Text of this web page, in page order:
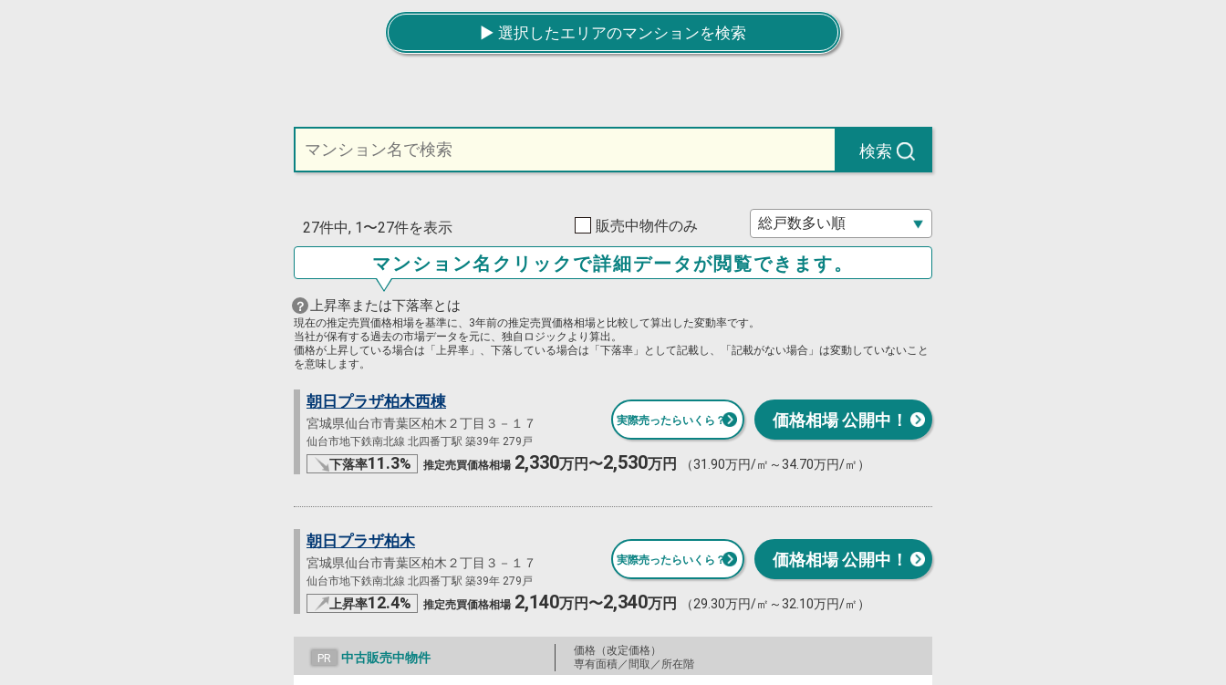
▶︎ 選択したエリアのマンションを検索
検索
27件中, 1〜27件を表示 販売中物件のみ
マンション名クリックで詳細データが閲覧できます。
上昇率または下落率とは
現在の推定売買価格相場を基準に、3年前の推定売買価格相場と比較して算出した変動率です。
当社が保有する過去の市場データを元に、独自ロジックより算出。
価格が上昇している場合は「上昇率」、下落している場合は「下落率」として記載し、「記載がない場合」は変動していないこと
を意味します。
朝日プラザ柏木西棟
宮城県仙台市青葉区柏木２丁目３－１７
仙台市地下鉄南北線 北四番丁駅 築39年 279戸
実際売ったらいくら？ 価格相場 公開中！
下落率11.3% 推定売買価格相場 2,330万円〜2,530万円 （31.90万円/㎡～34.70万円/㎡）
朝日プラザ柏木
宮城県仙台市青葉区柏木２丁目３－１７
仙台市地下鉄南北線 北四番丁駅 築39年 279戸
実際売ったらいくら？ 価格相場 公開中！
上昇率12.4% 推定売買価格相場 2,140万円〜2,340万円 （29.30万円/㎡～32.10万円/㎡）
PR 中古販売中物件
価格（改定価格）
専有面積／間取／所在階